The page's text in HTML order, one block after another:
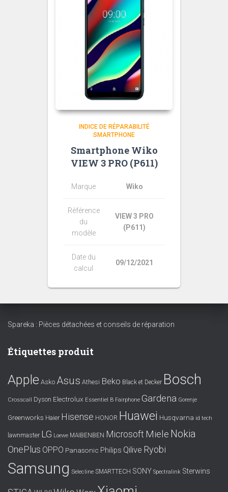
INDICE DE RÉPARABILITÉ
SMARTPHONE
Smartphone Wiko
VIEW 3 PRO (P611)
Marque Wiko
Référence
du
modèle
VIEW 3 PRO
(P611)
Date du
calcul
09/12/2021
Spareka : Pièces détachées et conseils de réparation
Étiquettes produit
Apple Asko Asus Athesi Beko Black et Decker Bosch
Crosscall Dyson Electrolux Essentiel B Fairphone Gardena Gorenje
Greenworks Haier Hisense HONOR Huawei Husqvarna id tech
lawnmaster LG Loewe MAIBENBEN Microsoft Miele Nokia
OnePlus OPPO Panasonic Philips Qilive Ryobi
Samsung Selecline SMARTTECH SONY Spectralink Sterwins